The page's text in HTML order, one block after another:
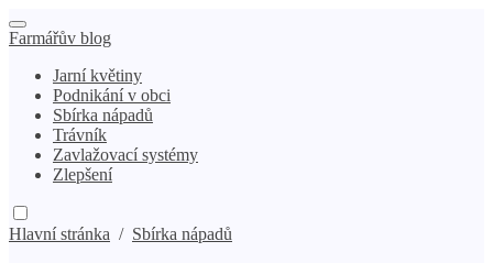
Farmářův blog
Jarní květiny
Podnikání v obci
Sbírka nápadů
Trávník
Zavlažovací systémy
Zlepšení
Hlavní stránka / Sbírka nápadů